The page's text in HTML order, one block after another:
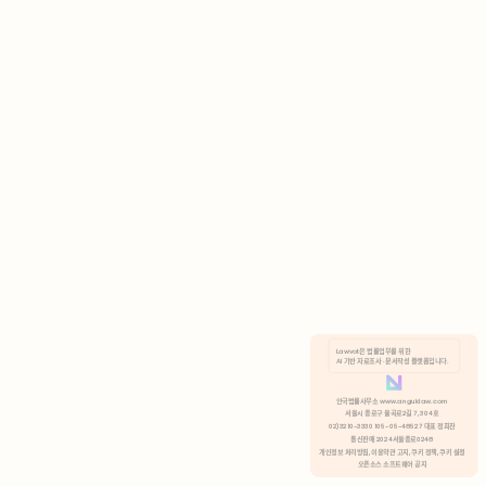
분석 쿠키 허용
Lawvot은 법률업무를 위한
AI 기반 자료조사 · 문서작성 플랫폼입니다.
안국법률사무소 www.anguklaw.com
서울시 종로구 율곡로2길 7, 304호
02)3210-3330 105-05-48527 대표 정희찬
통신판매 2024서울종로0248
개인정보 처리방침, 이용약관 고지, 쿠키 정책, 쿠키 설정
오픈소스 소프트웨어 공지